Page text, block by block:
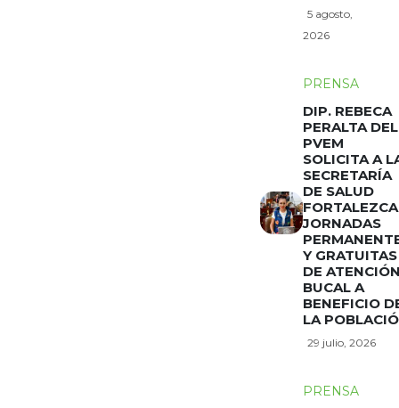
5 agosto,
2026
PRENSA
DIP. REBECA
PERALTA DEL
PVEM
SOLICITA A
SECRETARÍA
DE SALUD
FORTALEZCA
JORNADAS
Y GRATUITAS
DE
BUCAL A
BENEFICIO
LA
29 julio, 2026
PRENSA